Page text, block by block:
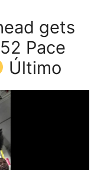
gets
Pace
Último